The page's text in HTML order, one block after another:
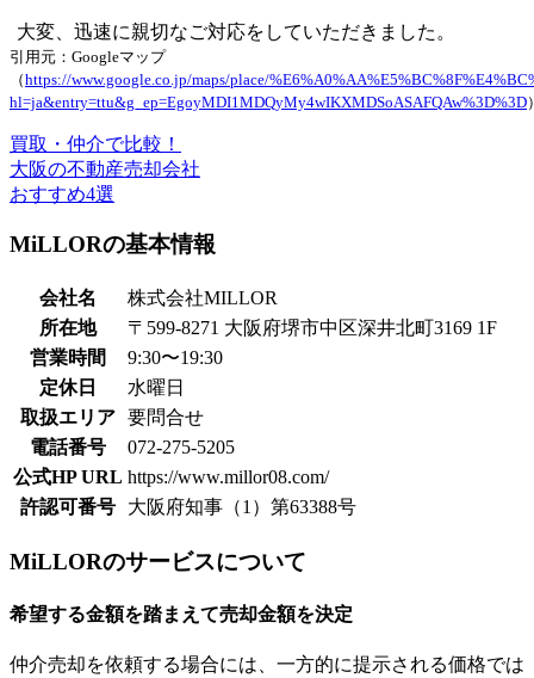
大変、迅速に親切なご対応をしていただきました。
引用元：Googleマップ
（https://www.google.co.jp/maps/place/
hl=ja&entry=ttu&g_ep=EgoyMDI1MDQyMy4wIKXMDSoASAFQAw%3D%3D
買取・仲介で比較！
大阪の不動産売却会社
おすすめ4選
MiLLORの基本情報
会社名
株式会社MILLOR
所在地
〒599-8271 大阪府堺市中区深井北町3169 1F
営業時間
9:30〜19:30
定休日
水曜日
取扱エリア 要問合せ
電話番号
072-275-5205
公式HP URL https://www.millor08.com/
許認可番号
大阪府知事（1）第63388号
MiLLORのサービスについて
希望する金額を踏まえて売却金額を決定
仲介売却を依頼する場合には、一方的に提示される価格では